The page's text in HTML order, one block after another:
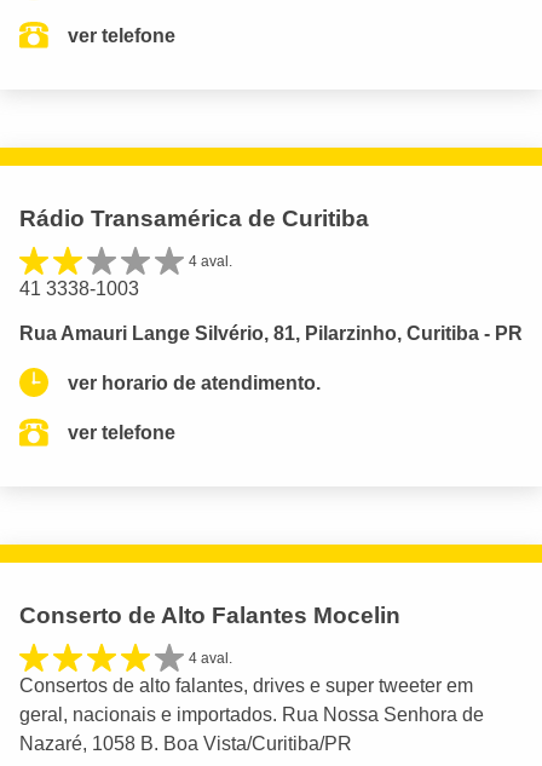
ver telefone
Rádio Transamérica de Curitiba
4 aval.
41 3338-1003
Rua Amauri Lange Silvério, 81, Pilarzinho, Curitiba - PR
ver horario de atendimento.
ver telefone
Conserto de Alto Falantes Mocelin
4 aval.
Consertos de alto falantes, drives e super tweeter em
geral, nacionais e importados. Rua Nossa Senhora de
Nazaré, 1058 B. Boa Vista/Curitiba/PR